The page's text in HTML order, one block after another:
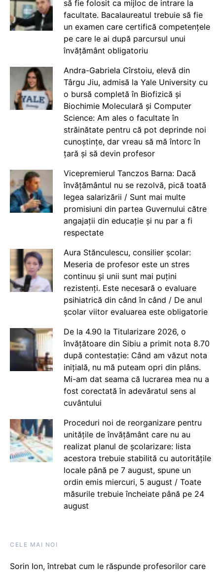
să fie folosit ca mijloc de intrare la
facultate. Bacalaureatul trebuie să fie
un examen care certifică competențele
pe care le ai după parcursul unui
învățământ obligatoriu
Andra-Gabriela Cîrstoiu, elevă din
Târgu Jiu, admisă la Yale University cu
o bursă completă în Biofizică și
Biochimie Moleculară și Computer
Science: Am ales o facultate în
străinătate pentru că pot deprinde noi
cunoștințe, dar vreau să mă întorc în
țară și să devin profesor
Vicepremierul Tanczos Barna: Dacă
învățământul nu se rezolvă, pică toată
legea salarizării / Sunt mai multe
promisiuni din partea Guvernului către
angajații din educație și nu par a fi
respectate
Aura Stănculescu, consilier școlar:
Meseria de profesor este un stres
continuu și unii sunt mai puțini
rezistenți. Este necesară o evaluare
psihiatrică din când în când / De anul
școlar viitor evaluarea este obligatorie
De la 4.90 la Titularizare 2026, o
învățătoare din Sibiu a primit nota 8.70
după contestație: Când am văzut nota
inițială, nu mă puteam opri din plâns.
Mi-am dat seama că lucrarea mea nu a
fost corectată în adevăratul sens al
cuvântului
Proceduri noi de reorganizare pentru
unitățile de învățământ care nu au
realizat planul de școlarizare: lista
acestora trebuie stabilită cu autoritățile
locale până pe 7 august, spune un
ordin emis miercuri, 5 august / Toate
măsurile trebuie încheiate până pe 24
august
CELE MAI NOI
Sorin Ion, întrebat cum le răspunde profesorilor care